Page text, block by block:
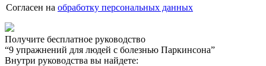
Согласен на обработку персональных данных
Получите бесплатное руководство
“9 упражнений для людей с болезнью Паркинсона”
Внутри руководства вы найдете: